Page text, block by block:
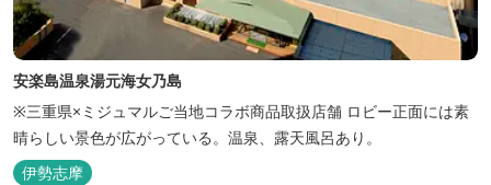
安楽島温泉湯元海女乃島
※三重県×ミジュマルご当地コラボ商品取扱店舗 ロビー正面には素
晴らしい景色が広がっている。温泉、露天風呂あり。
伊勢志摩